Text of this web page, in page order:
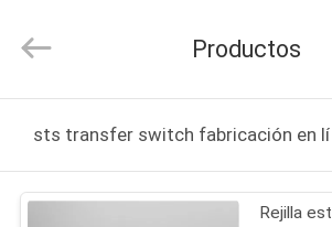
PRODUCTOS
New
Energy
All
Reserved.
Productos
sts transfer switch fabricación en
Rejilla